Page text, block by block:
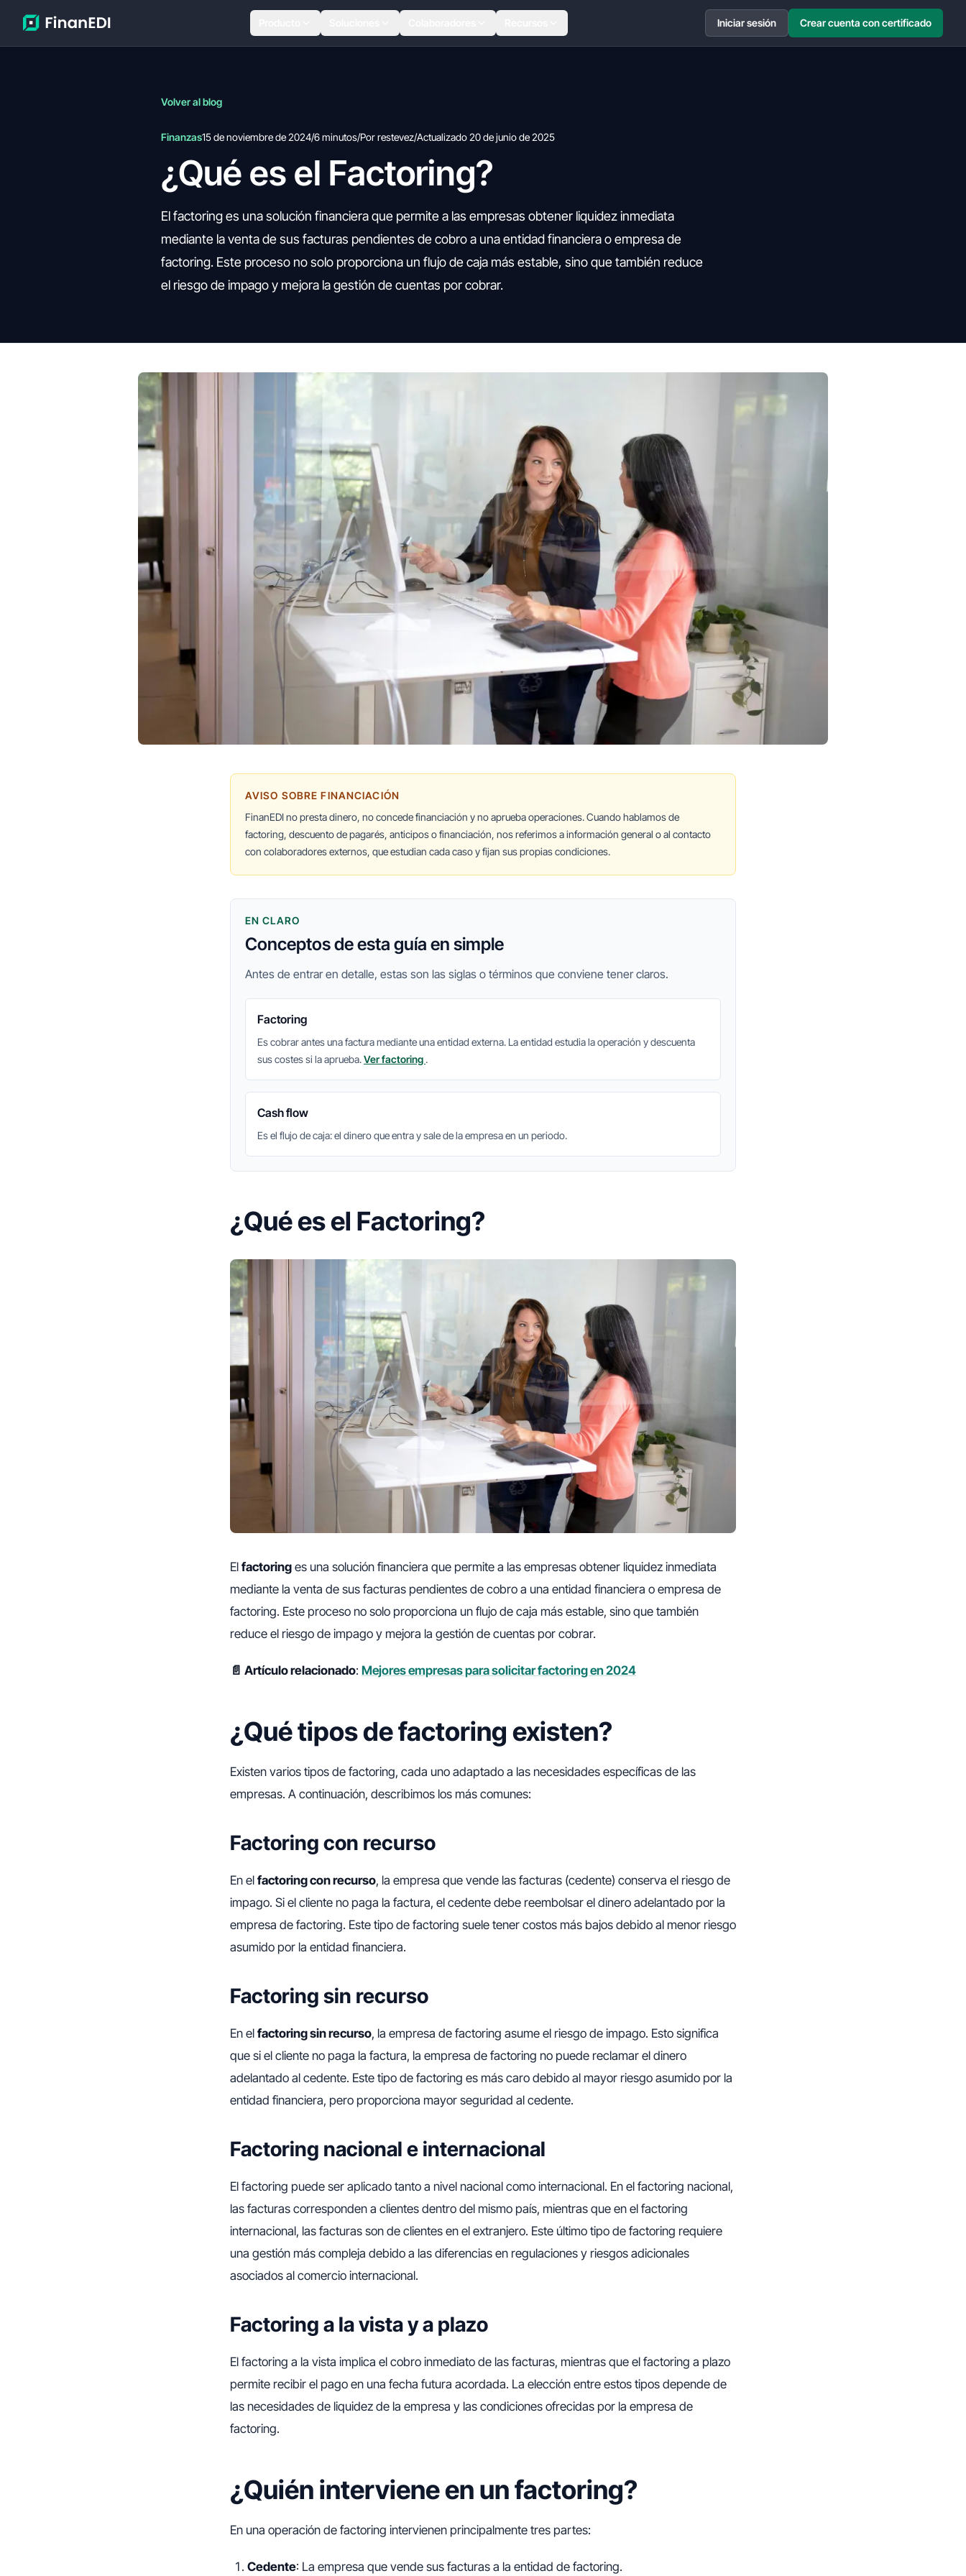
Iniciar sesión Crear cuenta con certificado
Volver al blog
Finanzas15 de noviembre de 2024/6 minutos/Por restevez/Actualizado 20 de junio de 2025
¿Qué es el Factoring?
El factoring es una solución financiera que permite a las empresas obtener liquidez inmediata
mediante la venta de sus facturas pendientes de cobro a una entidad financiera o empresa de
factoring. Este proceso no solo proporciona un flujo de caja más estable, sino que también reduce
el riesgo de impago y mejora la gestión de cuentas por cobrar.
AVISO SOBRE FINANCIACIÓN
FinanEDI no presta dinero, no concede financiación y no aprueba operaciones. Cuando hablamos de
factoring, descuento de pagarés, anticipos o financiación, nos referimos a información general o al contacto
con colaboradores externos, que estudian cada caso y fijan sus propias condiciones.
EN CLARO
Conceptos de esta guía en simple
Antes de entrar en detalle, estas son las siglas o términos que conviene tener claros.
Factoring
Es cobrar antes una factura mediante una entidad externa. La entidad estudia la operación y descuenta
sus costes si la aprueba.Ver factoring.
Cash flow
Es el flujo de caja: el dinero que entra y sale de la empresa en un periodo.
¿Qué es el Factoring?
El factoring es una solución financiera que permite a las empresas obtener liquidez inmediata
mediante la venta de sus facturas pendientes de cobro a una entidad financiera o empresa de
factoring. Este proceso no solo proporciona un flujo de caja más estable, sino que también
reduce el riesgo de impago y mejora la gestión de cuentas por cobrar.
📄 Artículo relacionado: Mejores empresas para solicitar factoring en 2024
¿Qué tipos de factoring existen?
Existen varios tipos de factoring, cada uno adaptado a las necesidades específicas de las
empresas. A continuación, describimos los más comunes:
Factoring con recurso
En el factoring con recurso, la empresa que vende las facturas (cedente) conserva el riesgo de
impago. Si el cliente no paga la factura, el cedente debe reembolsar el dinero adelantado por la
empresa de factoring. Este tipo de factoring suele tener costos más bajos debido al menor riesgo
asumido por la entidad financiera.
Factoring sin recurso
En el factoring sin recurso, la empresa de factoring asume el riesgo de impago. Esto significa
que si el cliente no paga la factura, la empresa de factoring no puede reclamar el dinero
adelantado al cedente. Este tipo de factoring es más caro debido al mayor riesgo asumido por la
entidad financiera, pero proporciona mayor seguridad al cedente.
Factoring nacional e internacional
El factoring puede ser aplicado tanto a nivel nacional como internacional. En el factoring nacional,
las facturas corresponden a clientes dentro del mismo país, mientras que en el factoring
internacional, las facturas son de clientes en el extranjero. Este último tipo de factoring requiere
una gestión más compleja debido a las diferencias en regulaciones y riesgos adicionales
asociados al comercio internacional.
Factoring a la vista y a plazo
El factoring a la vista implica el cobro inmediato de las facturas, mientras que el factoring a plazo
permite recibir el pago en una fecha futura acordada. La elección entre estos tipos depende de
las necesidades de liquidez de la empresa y las condiciones ofrecidas por la empresa de
factoring.
¿Quién interviene en un factoring?
En una operación de factoring intervienen principalmente tres partes:
Cedente: La empresa que vende sus facturas a la entidad de factoring.